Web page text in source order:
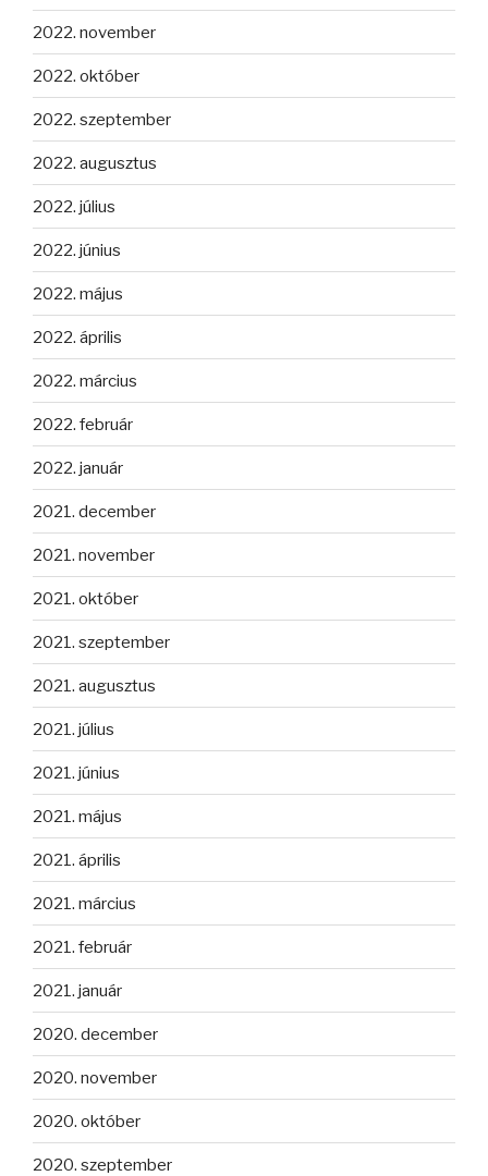
2022. november
2022. október
2022. szeptember
2022. augusztus
2022. július
2022. június
2022. május
2022. április
2022. március
2022. február
2022. január
2021. december
2021. november
2021. október
2021. szeptember
2021. augusztus
2021. július
2021. június
2021. május
2021. április
2021. március
2021. február
2021. január
2020. december
2020. november
2020. október
2020. szeptember